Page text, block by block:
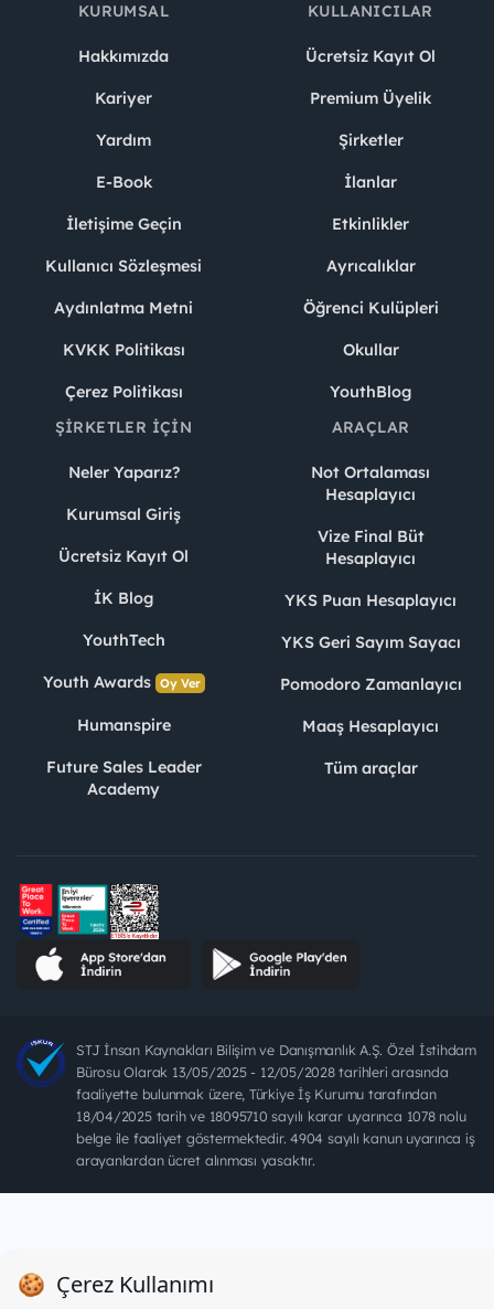
KURUMSAL
Hakkımızda
Kariyer
Yardım
E-Book
İletişime Geçin
Kullanıcı Sözleşmesi
Aydınlatma Metni
KVKK Politikası
Çerez Politikası
KULLANICILAR
Ücretsiz Kayıt Ol
Premium Üyelik
Şirketler
İlanlar
Etkinlikler
Ayrıcalıklar
Öğrenci Kulüpleri
Okullar
YouthBlog
ŞIRKETLER İÇIN
Neler Yaparız?
Kurumsal Giriş
Ücretsiz Kayıt Ol
İK Blog
YouthTech
Youth Awards Oy Ver
Humanspire
Future Sales Leader
Academy
ARAÇLAR
Not Ortalaması
Hesaplayıcı
Vize Final Büt
Hesaplayıcı
YKS Puan Hesaplayıcı
YKS Geri Sayım Sayacı
Pomodoro Zamanlayıcı
Maaş Hesaplayıcı
Tüm araçlar
STJ İnsan Kaynakları Bilişim ve Danışmanlık A.Ş. Özel İstihdam
Bürosu Olarak 13/05/2025 - 12/05/2028 tarihleri arasında
faaliyette bulunmak üzere, Türkiye İş Kurumu tarafından
18/04/2025 tarih ve 18095710 sayılı karar uyarınca 1078 nolu
belge ile faaliyet göstermektedir. 4904 sayılı kanun uyarınca iş
arayanlardan ücret alınması yasaktır.